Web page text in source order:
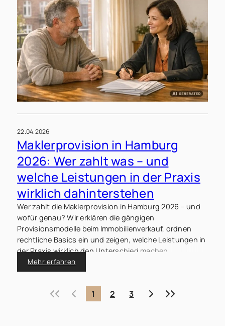
22.04.2026
Maklerprovision in Hamburg
2026: Wer zahlt was – und
welche Leistungen in der Praxis
wirklich dahinterstehen
Wer zahlt die Maklerprovision in Hamburg 2026 – und
wofür genau? Wir erklären die gängigen
Provisionsmodelle beim Immobilienverkauf, ordnen
rechtliche Basics ein und zeigen, welche Leistungen in
der Praxis wirklich den Unterschied machen.
Mehr erfahren
« ‹ 1 2 3 › »